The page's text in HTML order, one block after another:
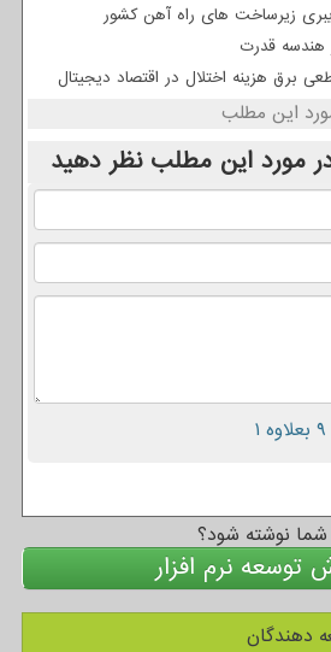
زیرساخت های راه آهن کشور
هندسه قدرت
برق هزینه اختلال در اقتصاد دیجیتال
این مطلب
مورد این مطلب نظر دهید
شما نوشته شود؟
توسعه نرم افزار
دهندگان